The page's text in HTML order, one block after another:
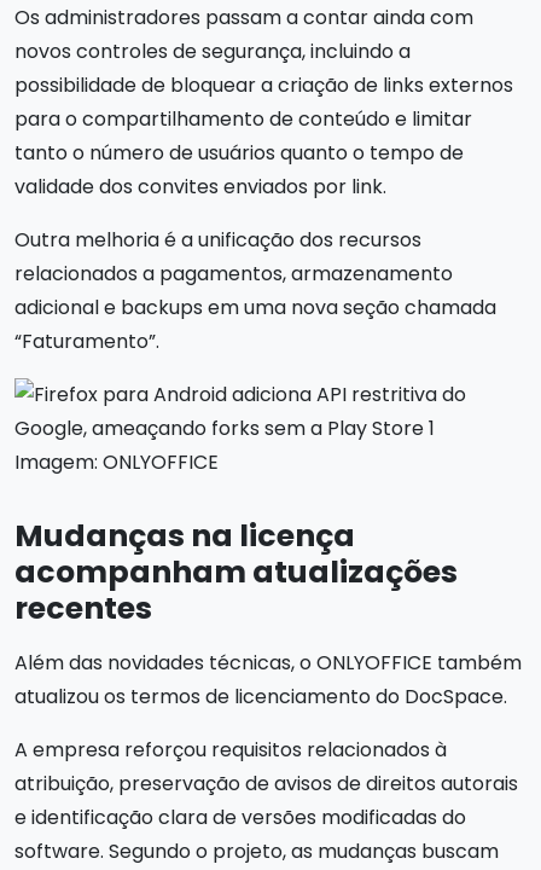
Os administradores passam a contar ainda com
novos controles de segurança, incluindo a
possibilidade de bloquear a criação de links externos
para o compartilhamento de conteúdo e limitar
tanto o número de usuários quanto o tempo de
validade dos convites enviados por link.
Outra melhoria é a unificação dos recursos
relacionados a pagamentos, armazenamento
adicional e backups em uma nova seção chamada
“Faturamento”.
Imagem: ONLYOFFICE
Mudanças na licença
acompanham atualizações
recentes
Além das novidades técnicas, o ONLYOFFICE também
atualizou os termos de licenciamento do DocSpace.
A empresa reforçou requisitos relacionados à
atribuição, preservação de avisos de direitos autorais
e identificação clara de versões modificadas do
software. Segundo o projeto, as mudanças buscam